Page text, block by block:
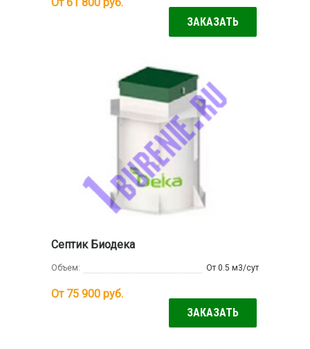
От 61 800 руб.
ЗАКАЗАТЬ
Септик Биодека
Объем: От 0.5 м3/сут
От 75 900 руб.
ЗАКАЗАТЬ